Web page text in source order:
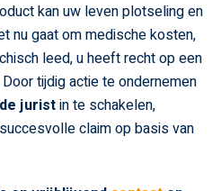
kan uw leven plotseling en
nu gaat om medische kosten,
leed, u heeft recht op een
tijdig actie te ondernemen
juristin te schakelen,
claim op basis van